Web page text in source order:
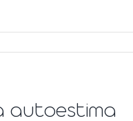
autoestima